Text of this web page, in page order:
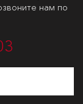
нам по